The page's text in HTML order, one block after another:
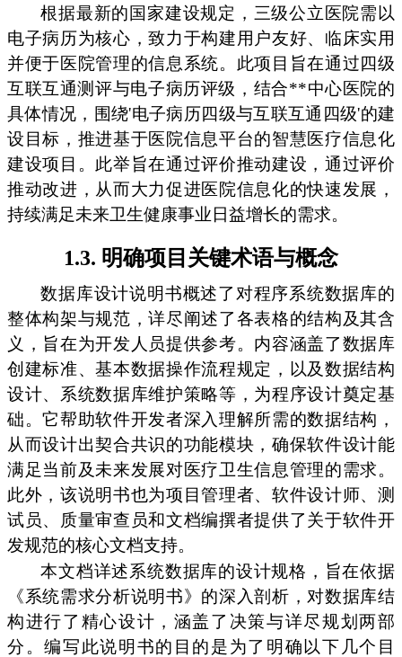
根据最新的国家建设规定，三级公立医院需以
电子病历为核心，致力于构建用户友好、临床实用
并便于医院管理的信息系统。此项目旨在通过四级
互联互通测评与电子病历评级，结合**中心医院的
具体情况，围绕'电子病历四级与互联互通四级'的建
设目标，推进基于医院信息平台的智慧医疗信息化
建设项目。此举旨在通过评价推动建设，通过评价
推动改进，从而大力促进医院信息化的快速发展，
持续满足未来卫生健康事业日益增长的需求。
1.3. 明确项目关键术语与概念
数据库设计说明书概述了对程序系统数据库的
整体构架与规范，详尽阐述了各表格的结构及其含
义，旨在为开发人员提供参考。内容涵盖了数据库
创建标准、基本数据操作流程规定，以及数据结构
设计、系统数据库维护策略等，为程序设计奠定基
础。它帮助软件开发者深入理解所需的数据结构，
从而设计出契合共识的功能模块，确保软件设计能
满足当前及未来发展对医疗卫生信息管理的需求。
此外，该说明书也为项目管理者、软件设计师、测
试员、质量审查员和文档编撰者提供了关于软件开
发规范的核心文档支持。
本文档详述系统数据库的设计规格，旨在依据
《系统需求分析说明书》的深入剖析，对数据库结
构进行了精心设计，涵盖了决策与详尽规划两部
分。编写此说明书的目的是为了明确以下几个目